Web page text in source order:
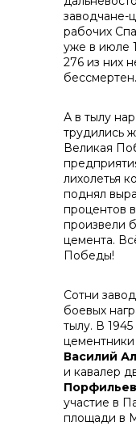
+7 (423)
заводчане-
рабочих
уже в июле
276 из них
бессмертен.
А в тылу
трудились
Великая
лихолетья
поднял
процентов
произвели
цемента.
Победы!
Сотни
боевых
тылу. В
цементники
Василий
и кавалер
участие в
площади в